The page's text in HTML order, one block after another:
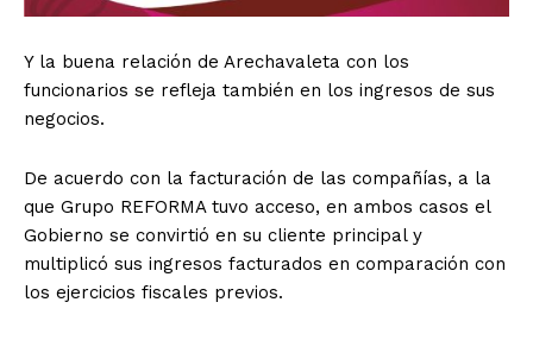
Y la buena relación de Arechavaleta con los
funcionarios se refleja también en los ingresos de sus
negocios.
De acuerdo con la facturación de las compañías, a la
que Grupo REFORMA tuvo acceso, en ambos casos el
Gobierno se convirtió en su cliente principal y
multiplicó sus ingresos facturados en comparación con
los ejercicios fiscales previos.